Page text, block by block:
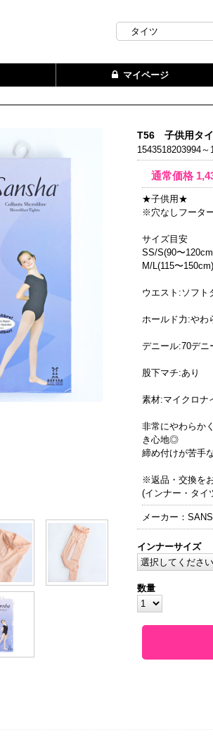
マイページ
T56 子供用タ
1543518203994
通常価格
★子供用★
※穴なしフータ
サイズ目安
SS/S(90〜
M/L(115〜150cm)
ウエスト:ソフト
ホールド力:やわ
デニール:70デニ
股下マチ:あり
素材:マイクロナ
非常にやわらか
き心地◎
締め付けが苦手
※返品・交換を
(インナー・タイ
メーカー：
インナーサイズ
数量